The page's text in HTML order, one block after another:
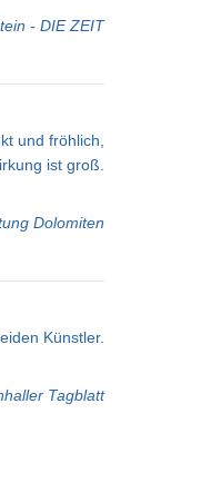
- DIE ZEIT
und fröhlich,
ist groß.
Dolomiten
Künstler.
Tagblatt